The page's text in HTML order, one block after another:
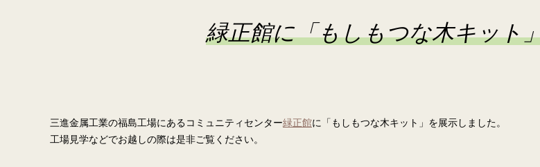
緑正館に「もしもつな木キット
三進金属工業の福島工場にあるコミュニティセンター緑正館に「もしもつな木キット」を展示しました。
工場見学などでお越しの際は是非ご覧ください。